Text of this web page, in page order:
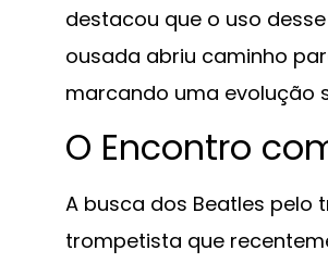
destacou que o uso
ousada abriu caminho
marcando uma evolução
O Encontro
A busca dos Beatles pelo
trompetista que